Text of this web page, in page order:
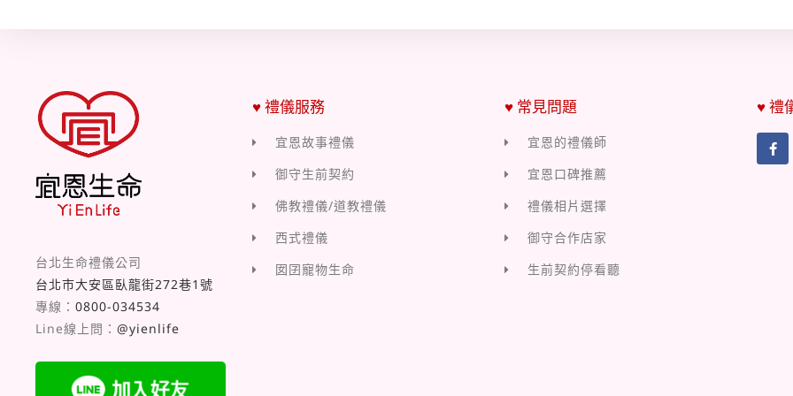
台北生命禮儀公司
台北市大安區臥龍街272巷1號
專線： 0800-034534
Line線上問： @yienlife
♥ 禮儀服務
宜恩故事禮儀
御守生前契約
佛教禮儀/道教禮儀
西式禮儀
囡囝寵物生命
♥ 常見問題
宜恩的禮儀師
宜恩口碑推薦
禮儀相片選擇
御守合作店家
生前契約停看聽
♥ 禮